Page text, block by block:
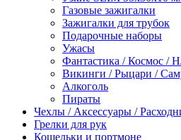
Газовые зажигалки
Зажигалки для трубок
Подарочные наборы
Ужасы
Фантастика / Космос /
Викинги / Рыцари /
Алкоголь
Пираты
Чехлы / Аксессуары /
Грелки для рук
Кошельки и портмоне